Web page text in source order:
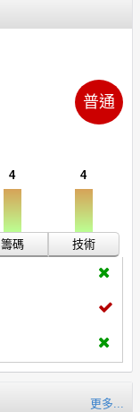
普通
4
籌碼
4
技術
更多...